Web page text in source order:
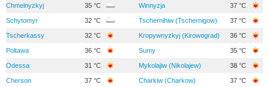
Chmelnyzkyj 35 °C Winnyzja 37 °C
Schytomyr 32 °C Tschernihiw (Tschernigow) 37 °C
Tscherkassy 32 °C Kropywnyzkyj (Kirowograd) 36 °C
Poltawa 36 °C Sumy 35 °C
Odessa 31 °C Mykolajiw (Nikolajew) 38 °C
Cherson 37 °C Charkiw (Charkow) 37 °C